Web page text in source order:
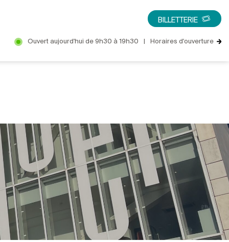
BILLETTERIE
Ouvert aujourd'hui de 9h30 à 19h30 Horaires d'ouverture